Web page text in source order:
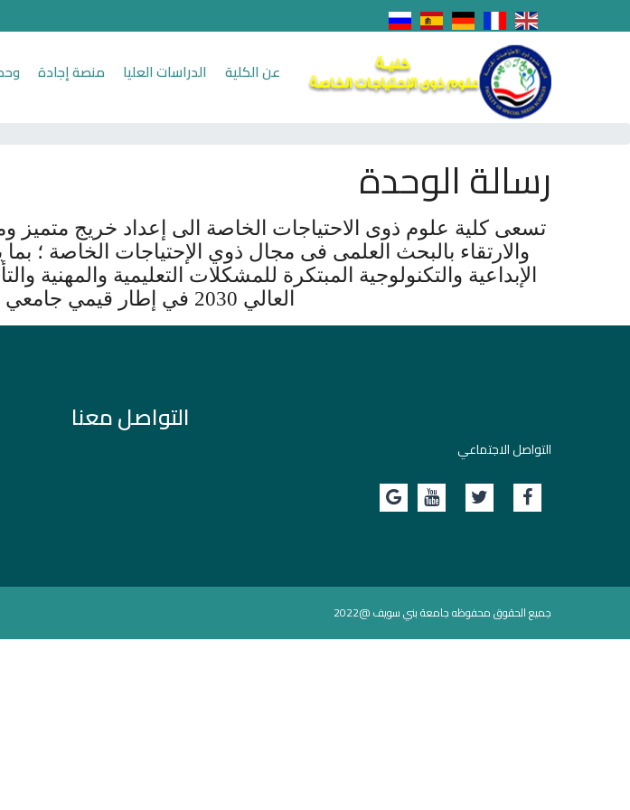
عن الكلية الدراسات العليا منصة إجادة
رسالة الوحدة
تسعى كلية علوم ذوى الاحتياجات الخاصة الى إعداد خريج متميز
والارتقاء بالبحث العلمى فى مجال ذوي الإحتياجات الخاصة ؛
الإبداعية والتكنولوجية المبتكرة للمشكلات التعليمية والمهنية
العالي 2030 في إطار قيمي جامعي إرتقائي يحقق أهداف المجتمع.
التواصل الاجتماعي
التواصل معنا
جميع الحقوق محفوظه جامعة بني سويف @2022